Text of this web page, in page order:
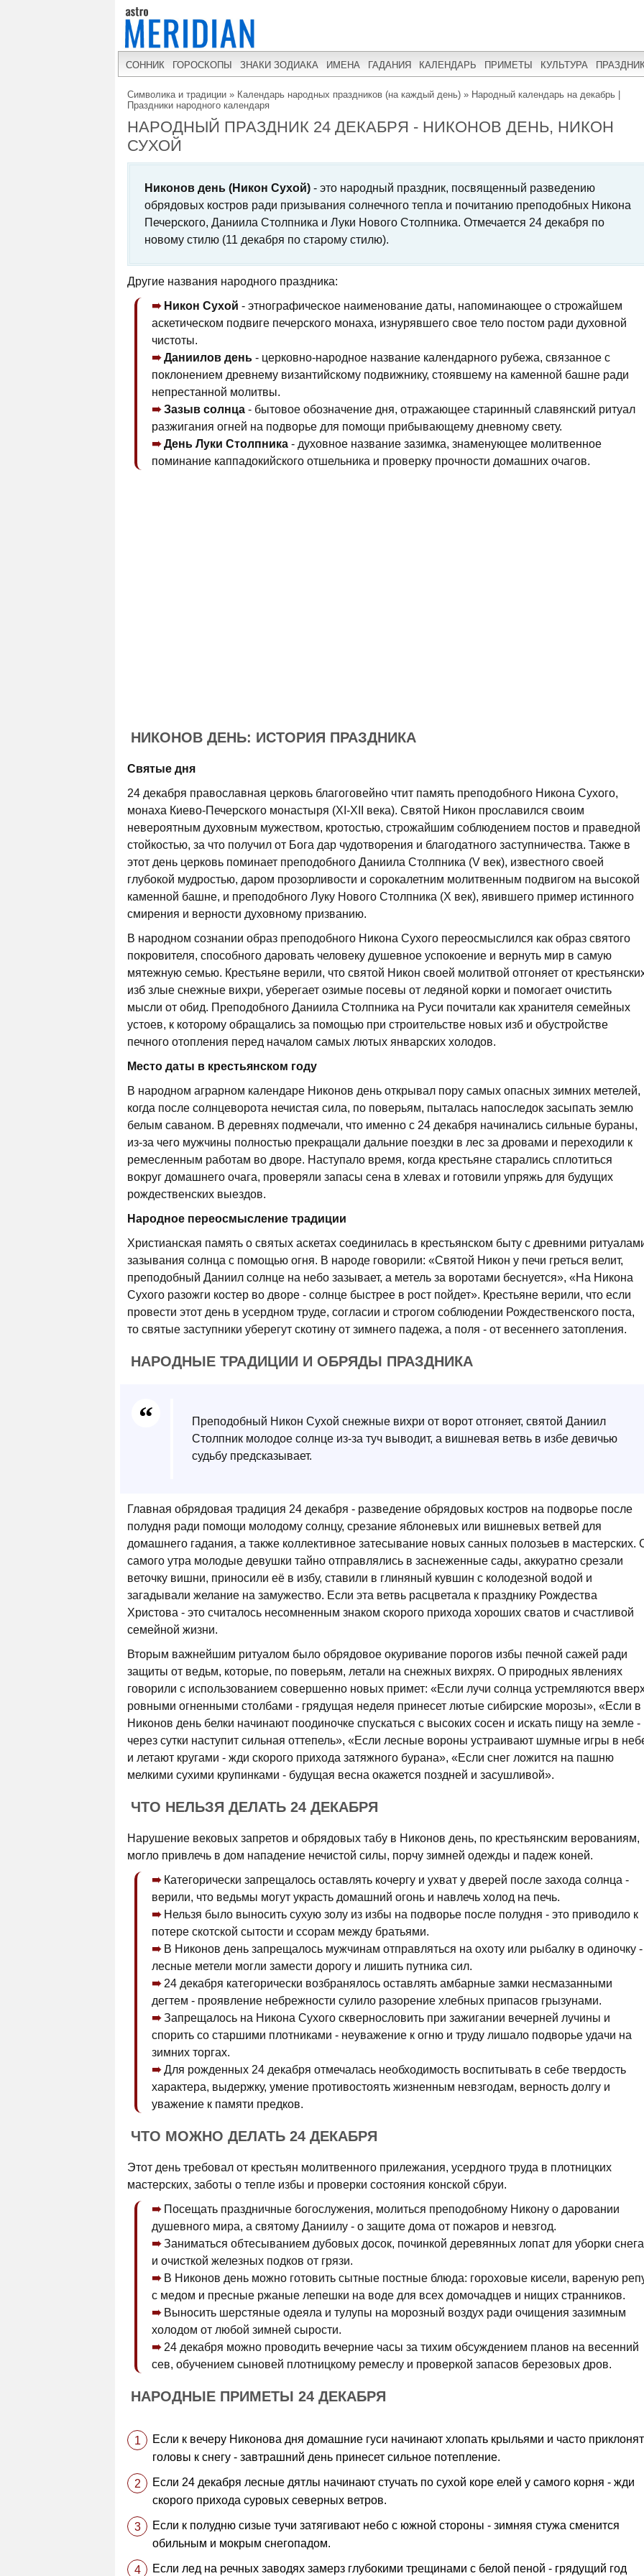
СОННИК ГОРОСКОПЫ ЗНАКИ ЗОДИАКА ИМЕНА ГАДАНИЯ КАЛЕНДАРЬ ПРИМЕТЫ КУЛЬТУРА
Символика и традиции » Календарь народных праздников (на каждый день) » Народный календарь на декабрь |
Праздники народного календаря
НАРОДНЫЙ ПРАЗДНИК 24 ДЕКАБРЯ - НИКОНОВ ДЕНЬ, НИКОН
СУХОЙ
Никонов день (Никон Сухой) - это народный праздник, посвященный разведению
обрядовых костров ради призывания солнечного тепла и почитанию преподобных Никона
Печерского, Даниила Столпника и Луки Нового Столпника. Отмечается 24 декабря по
новому стилю (11 декабря по старому стилю).
Другие названия народного праздника:
Никон Сухой - этнографическое наименование даты, напоминающее о строжайшем
аскетическом подвиге печерского монаха, изнурявшего свое тело постом ради духовной
чистоты.
Даниилов день - церковно-народное название календарного рубежа, связанное с
поклонением древнему византийскому подвижнику, стоявшему на каменной башне ради
непрестанной молитвы.
Зазыв солнца - бытовое обозначение дня, отражающее старинный славянский ритуал
разжигания огней на подворье для помощи прибывающему дневному свету.
День Луки Столпника - духовное название зазимка, знаменующее молитвенное
поминание каппадокийского отшельника и проверку прочности домашних очагов.
НИКОНОВ ДЕНЬ: ИСТОРИЯ ПРАЗДНИКА
Святые дня
24 декабря православная церковь благоговейно чтит память преподобного Никона Сухого,
монаха Киево-Печерского монастыря (XI-XII века). Святой Никон прославился своим
невероятным духовным мужеством, кротостью, строжайшим соблюдением постов и праведной
стойкостью, за что получил от Бога дар чудотворения и благодатного заступничества. Также в
этот день церковь поминает преподобного Даниила Столпника (V век), известного своей
глубокой мудростью, даром прозорливости и сорокалетним молитвенным подвигом на высокой
каменной башне, и преподобного Луку Нового Столпника (X век), явившего пример истинного
смирения и верности духовному призванию.
В народном сознании образ преподобного Никона Сухого переосмыслился как образ святого
покровителя, способного даровать человеку душевное успокоение и вернуть мир в самую
мятежную семью. Крестьяне верили, что святой Никон своей молитвой отгоняет от
изб злые снежные вихри, уберегает озимые посевы от ледяной корки и помогает очистить
мысли от обид. Преподобного Даниила Столпника на Руси почитали как хранителя семейных
устоев, к которому обращались за помощью при строительстве новых изб и обустройстве
печного отопления перед началом самых лютых январских холодов.
Место даты в крестьянском году
В народном аграрном календаре Никонов день открывал пору самых опасных зимних метелей,
когда после солнцеворота нечистая сила, по поверьям, пыталась напоследок засыпать землю
белым саваном. В деревнях подмечали, что именно с 24 декабря начинались сильные бураны,
из-за чего мужчины полностью прекращали дальние поездки в лес за дровами и переходили к
ремесленным работам во дворе. Наступало время, когда крестьяне старались сплотиться
вокруг домашнего очага, проверяли запасы сена в хлевах и готовили упряжь для будущих
рождественских выездов.
Народное переосмысление традиции
Христианская память о святых аскетах соединилась в крестьянском быту с древними
зазывания солнца с помощью огня. В народе говорили: «Святой Никон у печи греться велит,
преподобный Даниил солнце на небо зазывает, а метель за воротами беснуется», «На Никона
Сухого разожги костер во дворе - солнце быстрее в рост пойдет». Крестьяне верили, что если
провести этот день в усердном труде, согласии и строгом соблюдении Рождественского поста,
то святые заступники уберегут скотину от зимнего падежа, а поля - от весеннего затопления.
НАРОДНЫЕ ТРАДИЦИИ И ОБРЯДЫ ПРАЗДНИКА
Преподобный Никон Сухой снежные вихри от ворот отгоняет, святой Даниил
Столпник молодое солнце из-за туч выводит, а вишневая ветвь в избе девичью
судьбу предсказывает.
Главная обрядовая традиция 24 декабря - разведение обрядовых костров на подворье после
полудня ради помощи молодому солнцу, срезание яблоневых или вишневых ветвей для
домашнего гадания, а также коллективное затесывание новых санных полозьев в мастерских.
самого утра молодые девушки тайно отправлялись в заснеженные сады, аккуратно срезали
веточку вишни, приносили её в избу, ставили в глиняный кувшин с колодезной водой и
загадывали желание на замужество. Если эта ветвь расцветала к празднику Рождества
Христова - это считалось несомненным знаком скорого прихода хороших сватов и счастливой
семейной жизни.
Вторым важнейшим ритуалом было обрядовое окуривание порогов избы печной сажей ради
защиты от ведьм, которые, по поверьям, летали на снежных вихрях. О природных явлениях
говорили с использованием совершенно новых примет: «Если лучи солнца устремляются
ровными огненными столбами - грядущая неделя принесет лютые сибирские морозы», «Если в
Никонов день белки начинают поодиночке спускаться с высоких сосен и искать пищу на земле -
через сутки наступит сильная оттепель», «Если лесные вороны устраивают шумные игры в
и летают кругами - жди скорого прихода затяжного бурана», «Если снег ложится на пашню
мелкими сухими крупинками - будущая весна окажется поздней и засушливой».
ЧТО НЕЛЬЗЯ ДЕЛАТЬ 24 ДЕКАБРЯ
Нарушение вековых запретов и обрядовых табу в Никонов день, по крестьянским верованиям,
могло привлечь в дом нападение нечистой силы, порчу зимней одежды и падеж коней.
Категорически запрещалось оставлять кочергу и ухват у дверей после захода солнца -
верили, что ведьмы могут украсть домашний огонь и навлечь холод на печь.
Нельзя было выносить сухую золу из избы на подворье после полудня - это приводило к
потере скотской сытости и ссорам между братьями.
В Никонов день запрещалось мужчинам отправляться на охоту или рыбалку в одиночку -
лесные метели могли замести дорогу и лишить путника сил.
24 декабря категорически возбранялось оставлять амбарные замки несмазанными
дегтем - проявление небрежности сулило разорение хлебных припасов грызунами.
Запрещалось на Никона Сухого сквернословить при зажигании вечерней лучины и
спорить со старшими плотниками - неуважение к огню и труду лишало подворье удачи на
зимних торгах.
Для рожденных 24 декабря отмечалась необходимость воспитывать в себе твердость
характера, выдержку, умение противостоять жизненным невзгодам, верность долгу и
уважение к памяти предков.
ЧТО МОЖНО ДЕЛАТЬ 24 ДЕКАБРЯ
Этот день требовал от крестьян молитвенного прилежания, усердного труда в плотницких
мастерских, заботы о тепле избы и проверки состояния конской сбруи.
Посещать праздничные богослужения, молиться преподобному Никону о даровании
душевного мира, а святому Даниилу - о защите дома от пожаров и невзгод.
Заниматься обтесыванием дубовых досок, починкой деревянных лопат для уборки снега
и очисткой железных подков от грязи.
В Никонов день можно готовить сытные постные блюда: гороховые кисели, вареную
с медом и пресные ржаные лепешки на воде для всех домочадцев и нищих странников.
Выносить шерстяные одеяла и тулупы на морозный воздух ради очищения зазимным
холодом от любой зимней сырости.
24 декабря можно проводить вечерние часы за тихим обсуждением планов на весенний
сев, обучением сыновей плотницкому ремеслу и проверкой запасов березовых дров.
НАРОДНЫЕ ПРИМЕТЫ 24 ДЕКАБРЯ
Если к вечеру Никонова дня домашние гуси начинают хлопать крыльями и часто
головы к снегу - завтрашний день принесет сильное потепление.
Если 24 декабря лесные дятлы начинают стучать по сухой коре елей у самого корня - жди
скорого прихода суровых северных ветров.
Если к полудню сизые тучи затягивают небо с южной стороны - зимняя стужа сменится
обильным и мокрым снегопадом.
Если лед на речных заводях замерз глубокими трещинами с белой пеной - грядущий год